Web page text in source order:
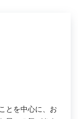
とを中心に、お